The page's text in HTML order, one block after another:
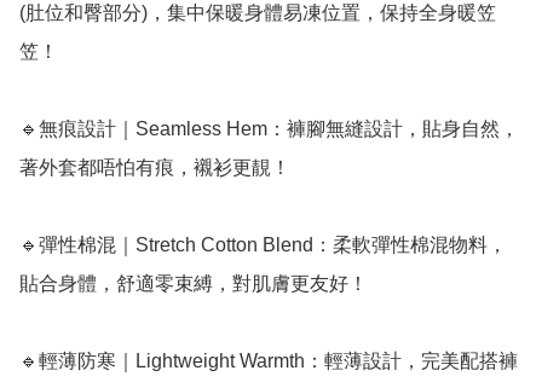
(肚位和臀部分)，集中保暖身體易凍位置，保持全身暖笠
笠！
🔹無痕設計｜Seamless Hem：褲腳無縫設計，貼身自然，
著外套都唔怕有痕，襯衫更靚！
🔹彈性棉混｜Stretch Cotton Blend：柔軟彈性棉混物料，
貼合身體，舒適零束縛，對肌膚更友好！
🔹輕薄防寒｜Lightweight Warmth：輕薄設計，完美配搭褲